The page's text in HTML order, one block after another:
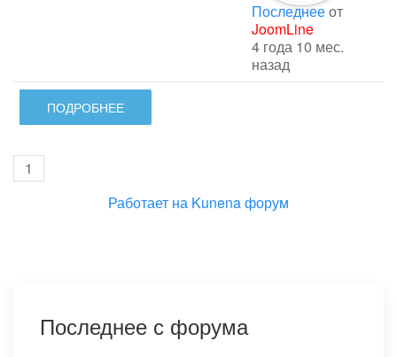
ПОДРОБНЕЕ
Последнееот
JoomLine
4 года 10 мес.
назад
1
Работает на Kunena форум
Последнее с форума